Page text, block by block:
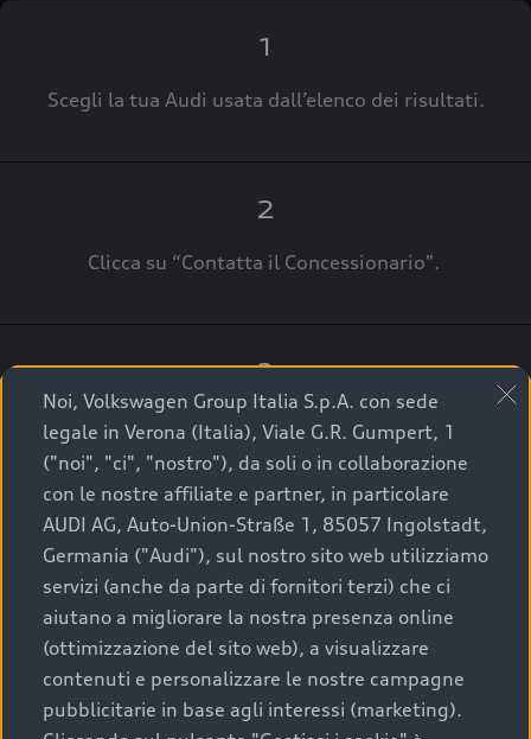
1
Scegli la tua Audi usata dall’elenco dei risultati.
2
Clicca su “Contatta il Concessionario".
3
A breve verrai ricontattato dal Customer Care
Audi Center o direttamente dal Concessionario
che ti supporterà per finalizzare la tua richiesta.
La qualità di acquistare
un’auto usata Audi
Scegliere un’auto usata è una decisione che coniuga
Noi, Volkswagen Group Italia S.p.A. con sede
legale in Verona (Italia), Viale G.R. Gumpert, 1
("noi", "ci", "nostro"), da soli o in collaborazione
con le nostre affiliate e partner, in particolare
AUDI AG, Auto-Union-Straße 1, 85057 Ingolstadt,
Germania ("Audi"), sul nostro sito web utilizziamo
servizi (anche da parte di fornitori terzi) che ci
aiutano a migliorare la nostra presenza online
(ottimizzazione del sito web), a visualizzare
contenuti e personalizzare le nostre campagne
pubblicitarie in base agli interessi (marketing).